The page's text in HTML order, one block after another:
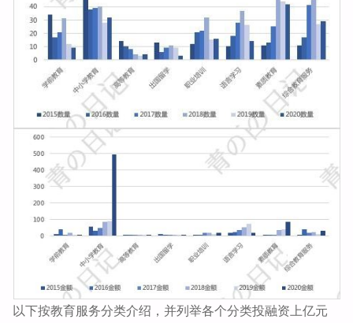
以下按教育服务分类介绍，并列举各个分类投融资上亿元